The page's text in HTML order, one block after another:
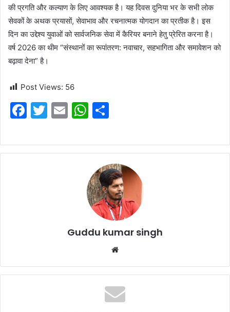
की प्रगति और कल्याण के लिए आवश्यक है। यह दिवस दुनिया भर के सभी लोक
सेवकों के अथक प्रयासों, सेवाभाव और रचनात्मक योगदान का प्रतीक है। इस
दिन का उद्देश्य युवाओं को सार्वजनिक सेवा में कैरियर बनाने हेतु प्रेरित करना है।
वर्ष 2026 का थीम “संस्थानों का रूपांतरण: नवाचार, सहभागिता और समावेशन को
बढ़ावा देना” है।
Post Views: 56
F
c
e
T
itt
er
E
ai
l
W
at
s
A
p
p
ar
e
Guddu kumar singh
Website